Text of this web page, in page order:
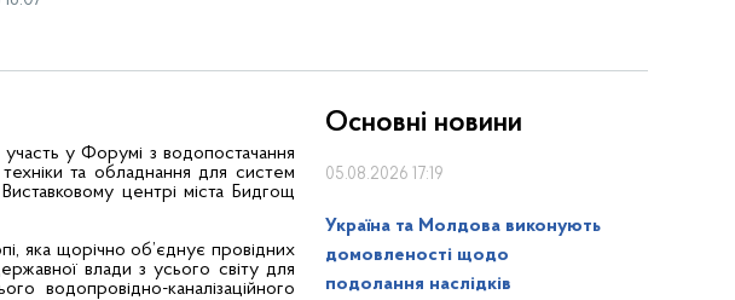
участь у Форумі з водопостачання
та обладнання для систем
центрі міста Бидгощ
яка щорічно об’єднує провідних
влади з усього світу для
водопровідно-каналізаційного
Основні новини
05.08.2026 17:19
Україна та Молдова виконують
домовленості щодо
подолання наслідків